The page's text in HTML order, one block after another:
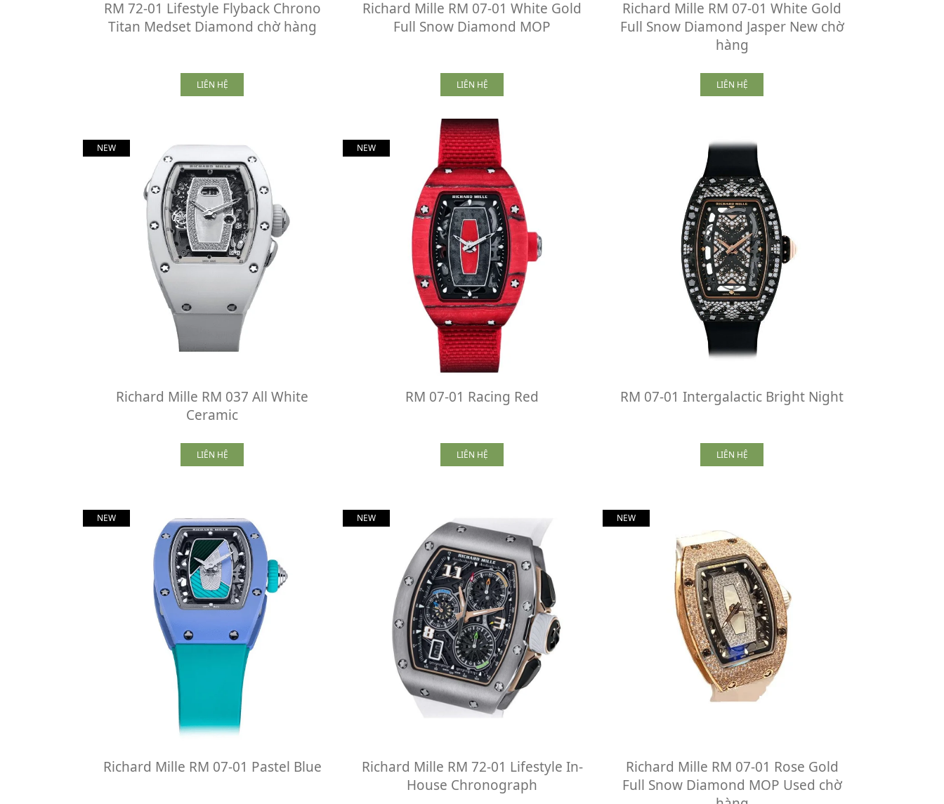
RM 72-01 Lifestyle Flyback Chrono
Titan Medset Diamond chờ hàng
LIÊN HỆ
Richard Mille RM 07-01 White Gold
Full Snow Diamond MOP
LIÊN HỆ
Richard Mille RM 07-01 White Gold
Full Snow Diamond Jasper New chờ
hàng
LIÊN HỆ
NEW
Richard Mille RM 037 All White
Ceramic
LIÊN HỆ
NEW
RM 07-01 Racing Red
LIÊN HỆ
RM 07-01 Intergalactic Bright Night
LIÊN HỆ
NEW
Richard Mille RM 07-01 Pastel Blue
NEW
Richard Mille RM 72-01 Lifestyle In-
House Chronograph
NEW
Richard Mille RM 07-01 Rose Gold
Full Snow Diamond MOP Used chờ